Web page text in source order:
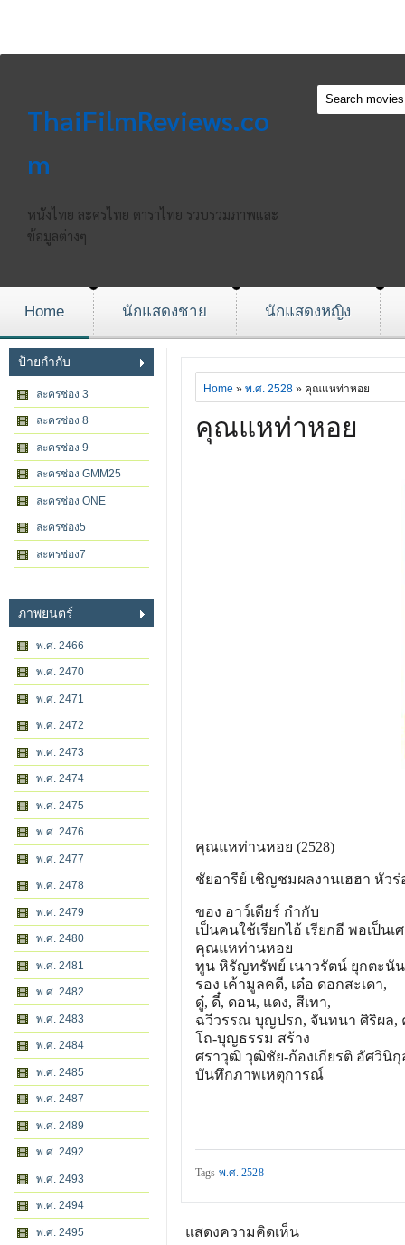
ThaiFilmReviews.co
m
หนังไทย ละครไทย ดาราไทย รวบรวมภาพและ
ข้อมูลต่างๆ
Home นักแสดงชาย นักแสดงหญิง
ป้ายกำกับ
ละครช่อง 3
ละครช่อง 8
ละครช่อง 9
ละครช่อง GMM25
ละครช่อง ONE
ละครช่อง5
ละครช่อง7
ภาพยนตร์
พ.ศ. 2466
พ.ศ. 2470
พ.ศ. 2471
พ.ศ. 2472
พ.ศ. 2473
พ.ศ. 2474
พ.ศ. 2475
พ.ศ. 2476
พ.ศ. 2477
พ.ศ. 2478
พ.ศ. 2479
พ.ศ. 2480
พ.ศ. 2481
พ.ศ. 2482
พ.ศ. 2483
พ.ศ. 2484
พ.ศ. 2485
พ.ศ. 2487
พ.ศ. 2489
พ.ศ. 2492
พ.ศ. 2493
พ.ศ. 2494
พ.ศ. 2495
Home » พ.ศ. 2528 » คุณแหท่าหอย
คุณแหท่าหอย
คุณแหท่านหอย (2528)
ชัยอารีย์ เชิญชมผลงานเฮฮา หัวร่
ของ อาว์เดียร์ กำกับ
เป็นคนใช้เรียกไอ้ เรียกอี พอเป็นเ
คุณแหท่านหอย
ทูน หิรัญทรัพย์ เนาวรัตน์ ยุกตะนั
รอง เค้ามูลคดี, เด๋อ ดอกสะเดา,
ดู๋, ดี๋, ดอน, แดง, สีเทา,
ฉวีวรรณ บุญปรก, จันทนา ศิริผล,
โถ-บุญธรรม สร้าง
ศราวุฒิ วุฒิชัย-ก้องเกียรติ อัศวินิกุ
บันทึกภาพเหตุการณ์
Tags พ.ศ. 2528
แสดงความคิดเห็น